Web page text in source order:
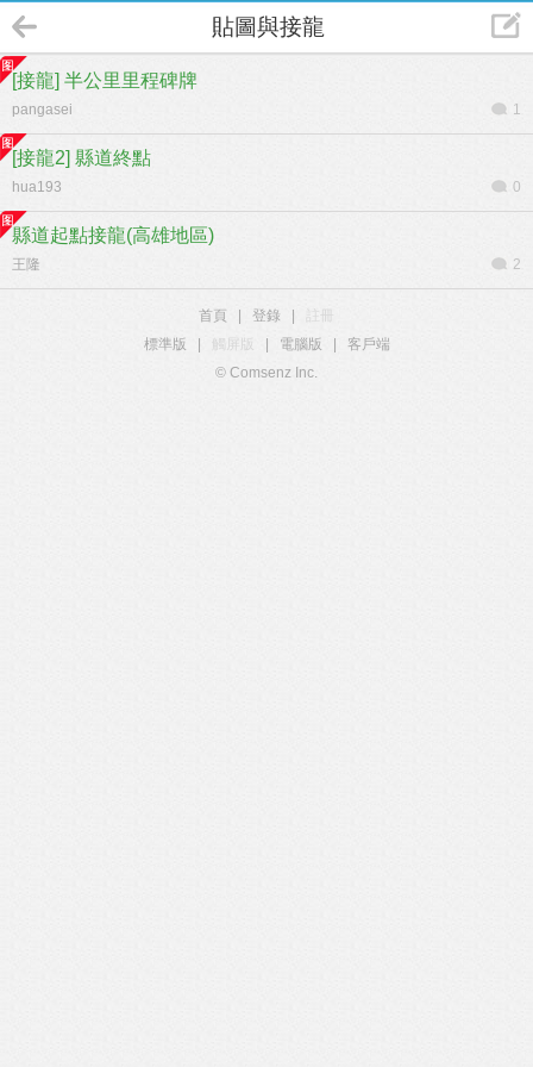
貼圖與接龍
[接龍] 半公里里程碑牌
pangasei 1
[接龍2] 縣道終點
hua193 0
縣道起點接龍(高雄地區)
王隆 2
首頁 登錄
標準版
觸屏版 電腦版
客戶端
© Comsenz Inc.